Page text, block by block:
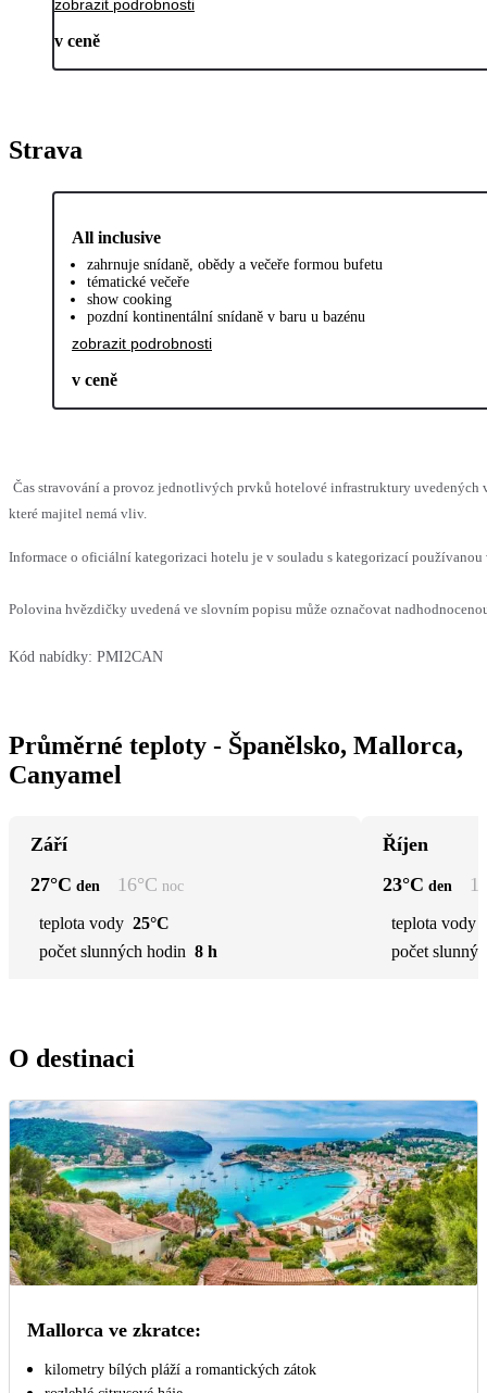
zobrazit podrobnosti
v ceně
Strava
All inclusive
zahrnuje snídaně, obědy a večeře formou bufetu
tématické večeře
show cooking
pozdní kontinentální snídaně v baru u bazénu
zobrazit podrobnosti
v ceně
Čas stravování a provoz jednotlivých prvků hotelové infrastruktury uvedených
které majitel nemá vliv.
Informace o oficiální kategorizaci hotelu je v souladu s kategorizací
Polovina hvězdičky uvedená ve slovním popisu může označovat
Kód nabídky: PMI2CAN
Průměrné teploty - Španělsko, Mallorca,
Canyamel
Září
27°C den 16°C noc
teplota vody 25°C
počet slunných hodin 8 h
Říjen
23°C den
teplota vody
počet
O destinaci
Mallorca ve zkratce:
kilometry bílých pláží a romantických zátok